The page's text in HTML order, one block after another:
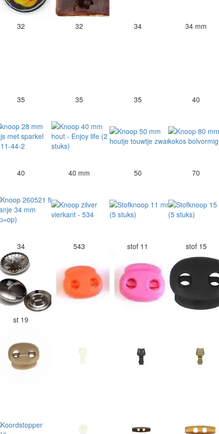
32 32 34 34 mm
35 35 35 40
40 40 mm 50 70
34 543 stof 11 stof 15
st 19